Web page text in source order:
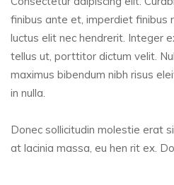
finibus ante et, imperdiet finibus
luctus elit nec hendrerit. Integer
tellus ut, porttitor dictum velit.
maximus bibendum nibh risus
in nulla.
Donec sollicitudin molestie erat
at lacinia massa, eu hen rit ex.